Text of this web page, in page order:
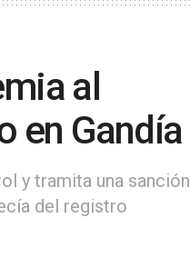
al
en Gandía
y tramita una sanción
del registro